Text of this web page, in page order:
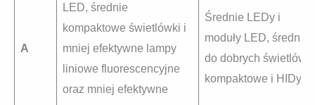
A
LED, średnie
kompaktowe świetlówki i
mniej efektywne lampy
liniowe fluorescencyjne
oraz mniej efektywne
Średnie LEDy i
moduły LED, średnie
do dobrych świetlówki
kompaktowe i HIDy